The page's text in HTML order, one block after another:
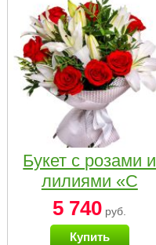
Букет с розами и
лилиями «С
наилучшими
пожеланиями»
5 740 руб.
Купить